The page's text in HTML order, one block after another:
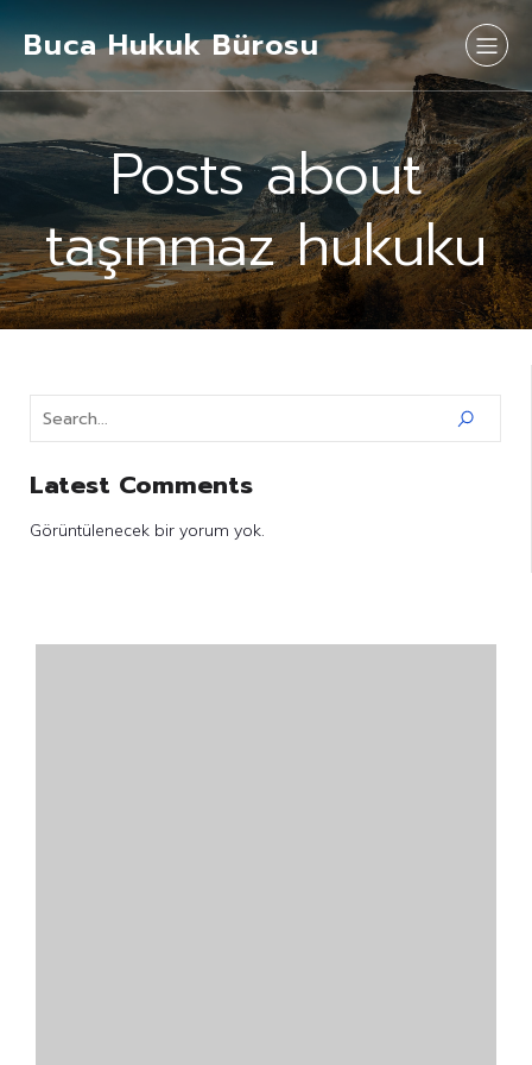
Buca Hukuk Bürosu
Posts about
taşınmaz hukuku
Latest Comments
Görüntülenecek bir yorum yok.